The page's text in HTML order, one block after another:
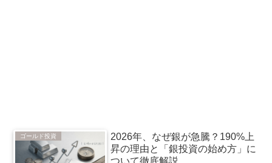
ゴールド投資
2026年、なぜ銀が急騰？190%上
昇の理由と「銀投資の始め方」に
ついて徹底解説